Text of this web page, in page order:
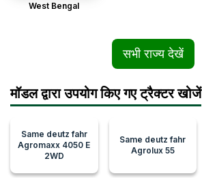
West Bengal
सभी राज्य देखें
मॉडल द्वारा उपयोग किए गए ट्रैक्टर खोजें
Same deutz fahr
Agromaxx 4050 E
2WD
Same deutz fahr
Agrolux 55